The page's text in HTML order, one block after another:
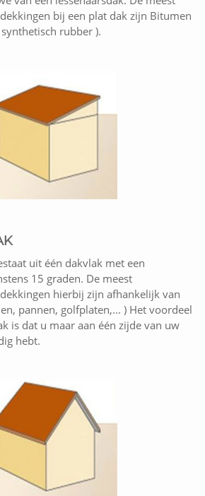
bij een plat dak zijn Bitumen
rubber ).
uit één dakvlak met een
15 graden. De meest
hierbij zijn afhankelijk van
pannen, golfplaten,... ) Het voordeel
is dat u maar aan één zijde van uw
hebt.